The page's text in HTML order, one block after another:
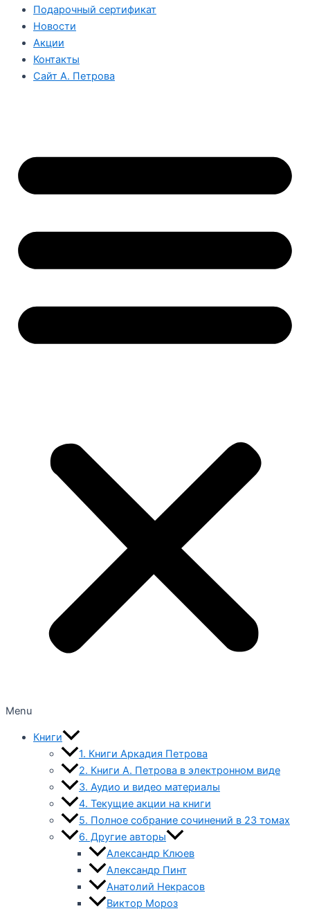
Подарочный сертификат
Новости
Акции
Контакты
Сайт А. Петрова
Menu
Книги
1. Книги Аркадия Петрова
2. Книги А. Петрова в электронном виде
3. Аудио и видео материалы
4. Текущие акции на книги
5. Полное собрание сочинений в 23 томах
6. Другие авторы
Александр Клюев
Александр Пинт
Анатолий Некрасов
Виктор Мороз